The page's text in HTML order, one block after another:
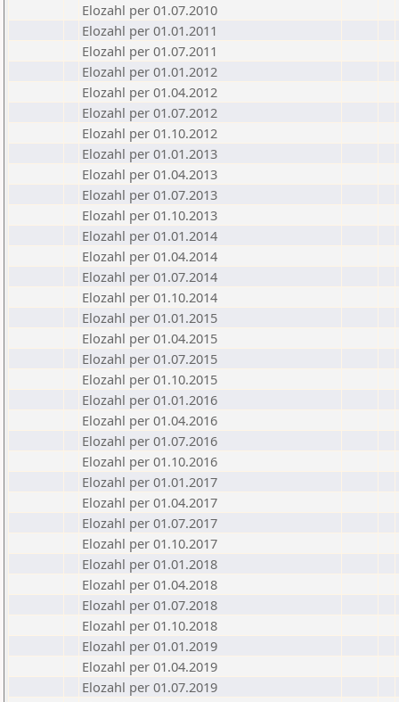
Elozahl per 01.07.2010
Elozahl per 01.01.2011
Elozahl per 01.07.2011
Elozahl per 01.01.2012
Elozahl per 01.04.2012
Elozahl per 01.07.2012
Elozahl per 01.10.2012
Elozahl per 01.01.2013
Elozahl per 01.04.2013
Elozahl per 01.07.2013
Elozahl per 01.10.2013
Elozahl per 01.01.2014
Elozahl per 01.04.2014
Elozahl per 01.07.2014
Elozahl per 01.10.2014
Elozahl per 01.01.2015
Elozahl per 01.04.2015
Elozahl per 01.07.2015
Elozahl per 01.10.2015
Elozahl per 01.01.2016
Elozahl per 01.04.2016
Elozahl per 01.07.2016
Elozahl per 01.10.2016
Elozahl per 01.01.2017
Elozahl per 01.04.2017
Elozahl per 01.07.2017
Elozahl per 01.10.2017
Elozahl per 01.01.2018
Elozahl per 01.04.2018
Elozahl per 01.07.2018
Elozahl per 01.10.2018
Elozahl per 01.01.2019
Elozahl per 01.04.2019
Elozahl per 01.07.2019